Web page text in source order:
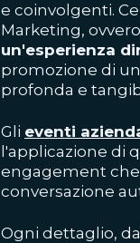
e coinvolgenti.
Marketing,
un'esperienza
promozione di
profonda e
Gli eventi
l'applicazione di
engagement
conversazione
Ogni dettaglio,